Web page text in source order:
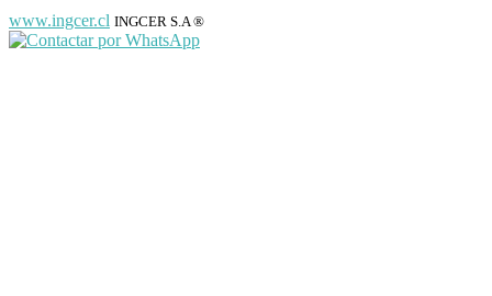
www.ingcer.cl INGCER S.A ®